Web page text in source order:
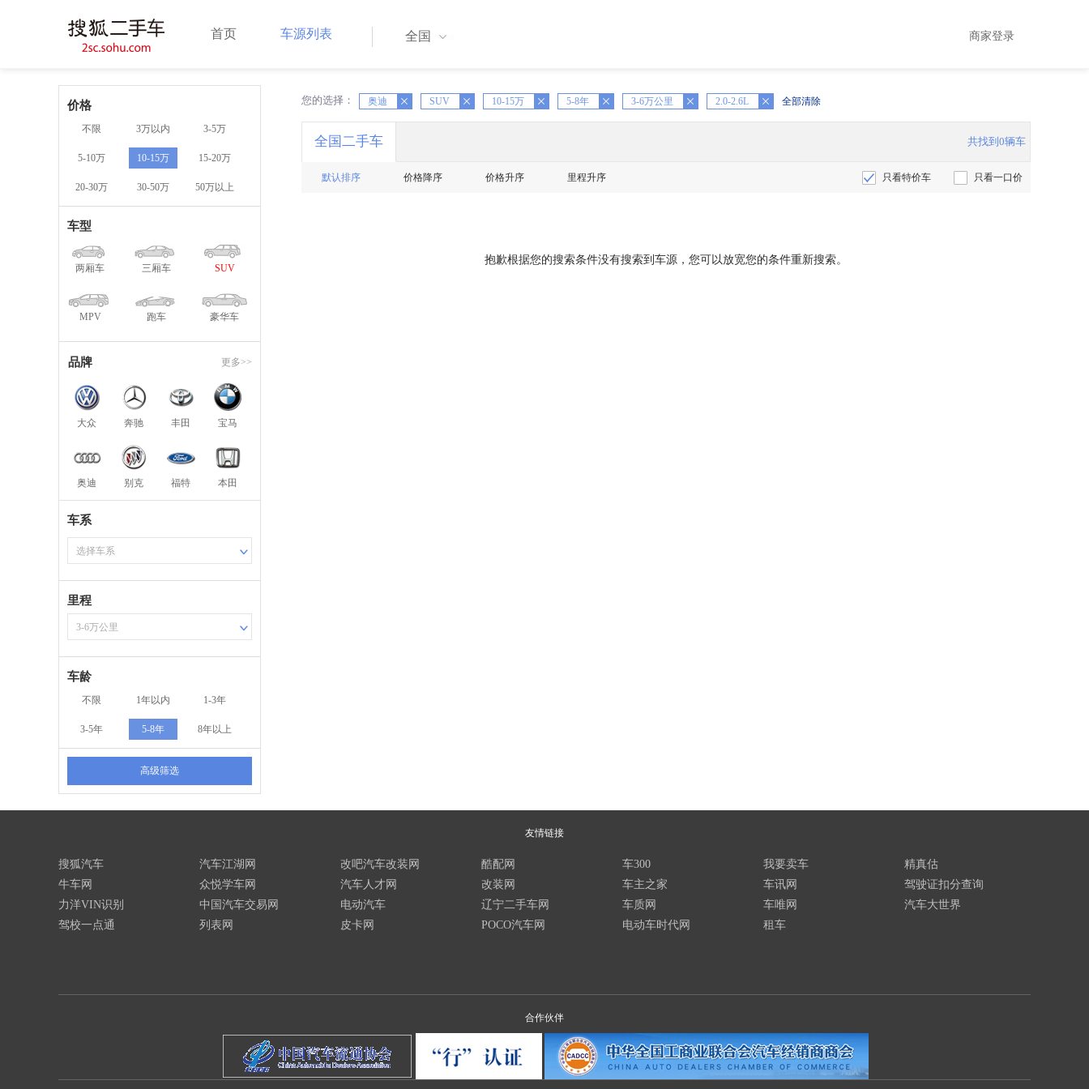
首页 车源列表 全国 商家登录
价格
不限 3万以内 3-5万
5-10万 10-15万 15-20万
20-30万 30-50万 50万以上
车型
两厢车 三厢车 SUV
MPV 跑车 豪华车
品牌 更多>>
大众 奔驰 丰田 宝马
奥迪 别克 福特 本田
车系
选择车系
里程
3-6万公里
车龄
不限 1年以内 1-3年
3-5年 5-8年 8年以上
高级筛选
您的选择： 奥迪
X SUV
X 10-15万
X 5-8年
X 3-6万公里 2.0-2.6L
X 全部清除
全国二手车 共找到0辆车
只看特价车 只看一口价
默认排序 价格降序 价格升序 里程升序
抱歉根据您的搜索条件没有搜索到车源，您可以放宽您的条件重新搜索。
友情链接
搜狐汽车
牛车网
力洋VIN识别
驾校一点通
汽车江湖网
众悦学车网
中国汽车交易网
列表网
改吧汽车改装网
汽车人才网
电动汽车
皮卡网
酷配网
改装网
辽宁二手车网
POCO汽车网
车300
车主之家
车质网
电动车时代网
我要卖车
车讯网
车唯网
租车
精真估
驾驶证扣分查询
汽车大世界
合作伙伴